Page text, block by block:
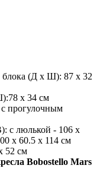
блока (Д x Ш): 87 x 32
x 34 см
прогулочным
с люлькой - 106 x
x 60.5 x 114 см
52 см
Bobostello Mars